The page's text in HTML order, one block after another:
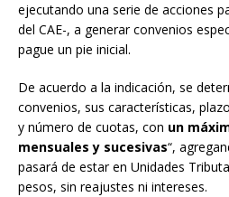
ejecutando una serie de acciones
del CAE-, a generar convenios
pague un pie inicial.
De acuerdo a la indicación, se
convenios, sus características,
y número de cuotas, con un
mensuales y sucesivas“,
pasará de estar en Unidades
pesos, sin reajustes ni intereses.